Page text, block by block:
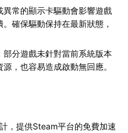
異常的顯示卡驅動會影響遊戲
確保驅動保持在最新狀態，
部分遊戲未針對當前系統版本
，也容易造成啟動無回應。
，提供Steam平台的免費加速